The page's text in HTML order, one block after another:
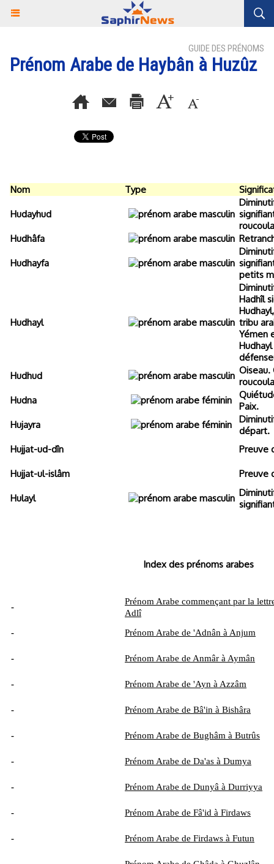
GUIDE DES PRÉNOMS
Prénom Arabe de Haybân à Huzûz
Nom Type
Hudayhud
Hudhâfa
Hudhayfa
petits
Hudhayl
Hadhîl
tribu
Yémen
Hudhud
Oiseau.
Hudna
Paix.
Hujayra
départ.
Hujjat-ud-dîn
Preuve
Hujjat-ul-islâm Preuve
Hulayl
Index des prénoms arabes
-
Prénom Arabe commençant par la
Adlî
-
Prénom Arabe de 'Adnân à Anjum
- Prénom Arabe de Anmâr à Aymân
- Prénom Arabe de 'Ayn à Azzâm
- Prénom Arabe de Bâ'in à Bishâra
- Prénom Arabe de Bughâm à Butrûs
- Prénom Arabe de Da'as à Dumya
- Prénom Arabe de Dunyâ à Durriyya
- Prénom Arabe de Fâ'id à Firdaws
- Prénom Arabe de Firdaws à Futun